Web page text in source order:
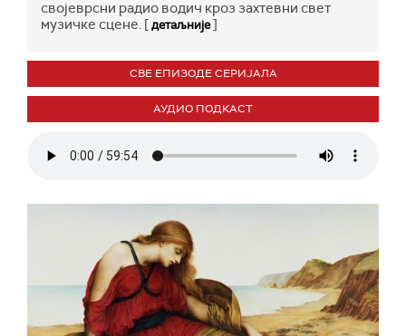
својеврсни радио водич кроз захтевни свет
музичке сцене. [детаљније]
СВЕ ЕПИЗОДЕ СЕРИЈАЛА
АУДИО ПОДКАСТ